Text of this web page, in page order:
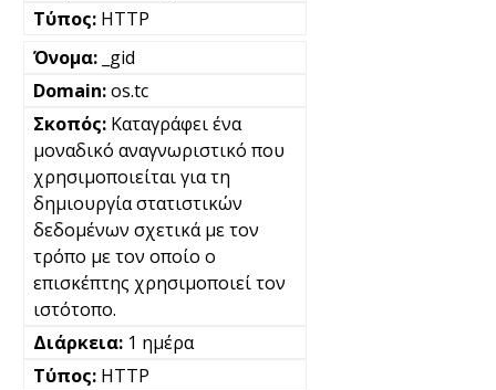
HTTP
_gid
os.tc
Καταγράφει ένα
μοναδικό αναγνωριστικό που
χρησιμοποιείται για τη
δημιουργία στατιστικών
δεδομένων σχετικά με τον
τρόπο με τον οποίο ο
επισκέπτης χρησιμοποιεί τον
ιστότοπο.
1 ημέρα
HTTP